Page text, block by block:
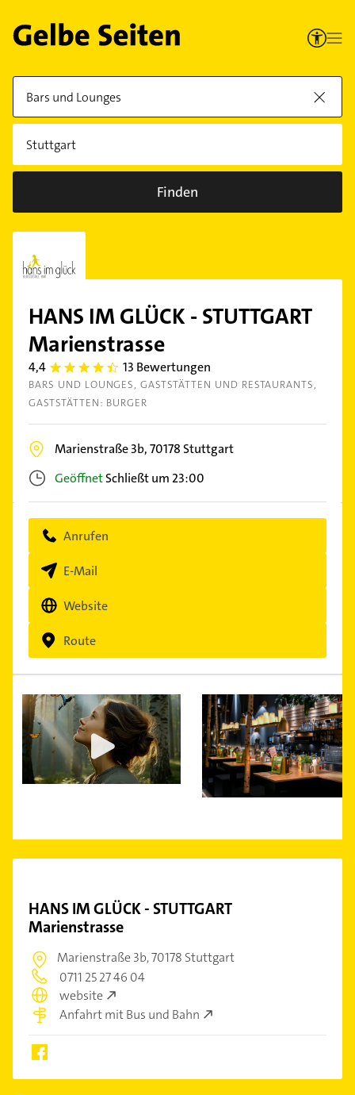
Finden
HANS IM GLÜCK - STUTTGART
Marienstrasse
4,4 4.4 13 Bewertungen
BARS UND LOUNGES
GASTSTÄTTEN UND RESTAURANTS
GASTSTÄTTEN: BURGER
Marienstraße 3b,70178 Stuttgart
GeöffnetSchließt um 23:00
Anrufen
E-Mail
Website
Route
HANS IM GLÜCK - STUTTGART
Marienstrasse
Marienstraße 3b,70178 Stuttgart
0711 25 27 46 04
website
Anfahrt mit Bus und Bahn